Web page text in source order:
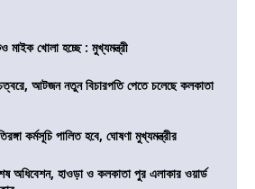
মাইক খোলা হচ্ছে : মুখ্যমন্ত্রী
আটজন নতুন বিচারপতি পেতে চলেছে কলকাতা
কর্মসূচি পালিত হবে, ঘোষণা মুখ্যমন্ত্রীর
অধিবেশন, হাওড়া ও কলকাতা পুর এলাকার ওয়ার্ড